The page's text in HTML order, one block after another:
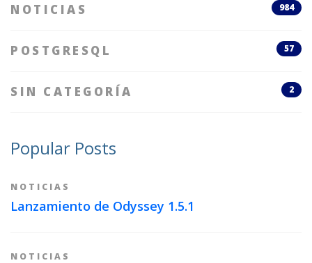
NOTICIAS 984
POSTGRESQL 57
SIN CATEGORÍA 2
Popular Posts
NOTICIAS
Lanzamiento de Odyssey 1.5.1
NOTICIAS